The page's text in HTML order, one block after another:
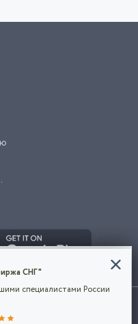
объявлений, означает
собственностью их
сделать
СНГ"
специалистами России